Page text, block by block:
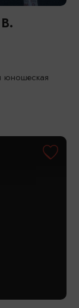
юношеская